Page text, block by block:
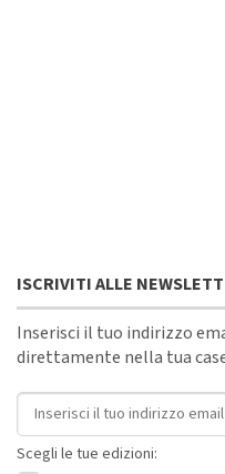
ISCRIVITI ALLE
Inserisci il tuo indirizzo
direttamente nella tua
Indirizzo email
Scegli le tue edizioni: